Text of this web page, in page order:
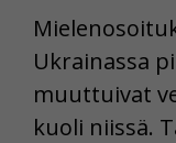
Ukrainassa
muuttuivat
kuoli niissä.